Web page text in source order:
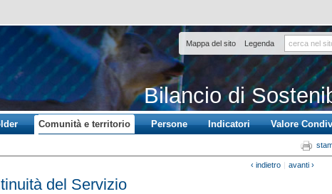
Mappa del sito Legenda
Bilancio di
Comunità e territorio Persone Indicatori Valore
‹ indietro | avanti ›
del Servizio